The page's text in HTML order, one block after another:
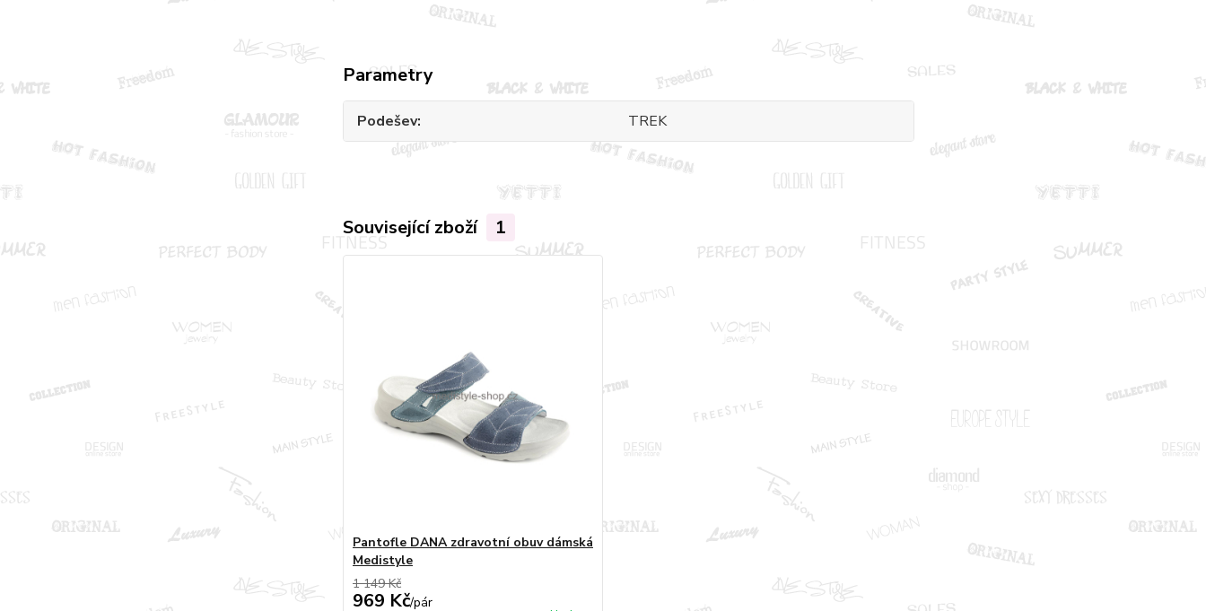
Parametry
Podešev TREK
Související zboží 1
Pantofle DANA zdravotní obuv dámská
Medistyle
1 149 Kč
969 Kč/pár